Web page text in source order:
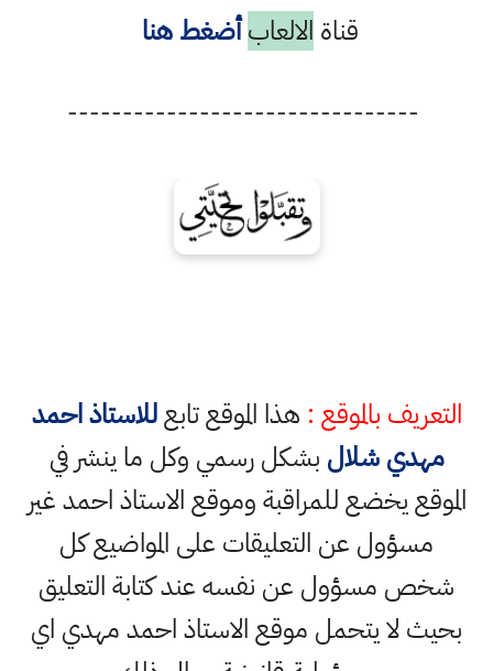
قناة الالعاب أضغط هنا
--------------------------------
التعريف بالموقع : هذا الموقع تابعللاستاذ احمد
مهدي شلال بشكل رسمي وكل ما ينشر في
الموقع يخضع للمراقبة وموقع الاستاذ احمد غير
مسؤول عن التعليقات على المواضيع كل
شخص مسؤول عن نفسه عند كتابة التعليق
بحيث لا يتحمل موقع الاستاذ احمد مهدي اي